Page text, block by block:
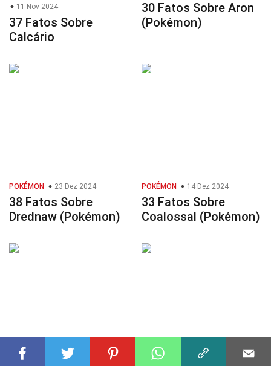
11 Nov 2024
37 Fatos Sobre
Calcário
30 Fatos Sobre Aron
(Pokémon)
POKÉMON 23 Dez 2024
38 Fatos Sobre
Drednaw (Pokémon)
POKÉMON 14 Dez 2024
33 Fatos Sobre
Coalossal (Pokémon)